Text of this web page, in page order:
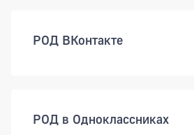
РОД ВКонтакте
РОД в Одноклассниках